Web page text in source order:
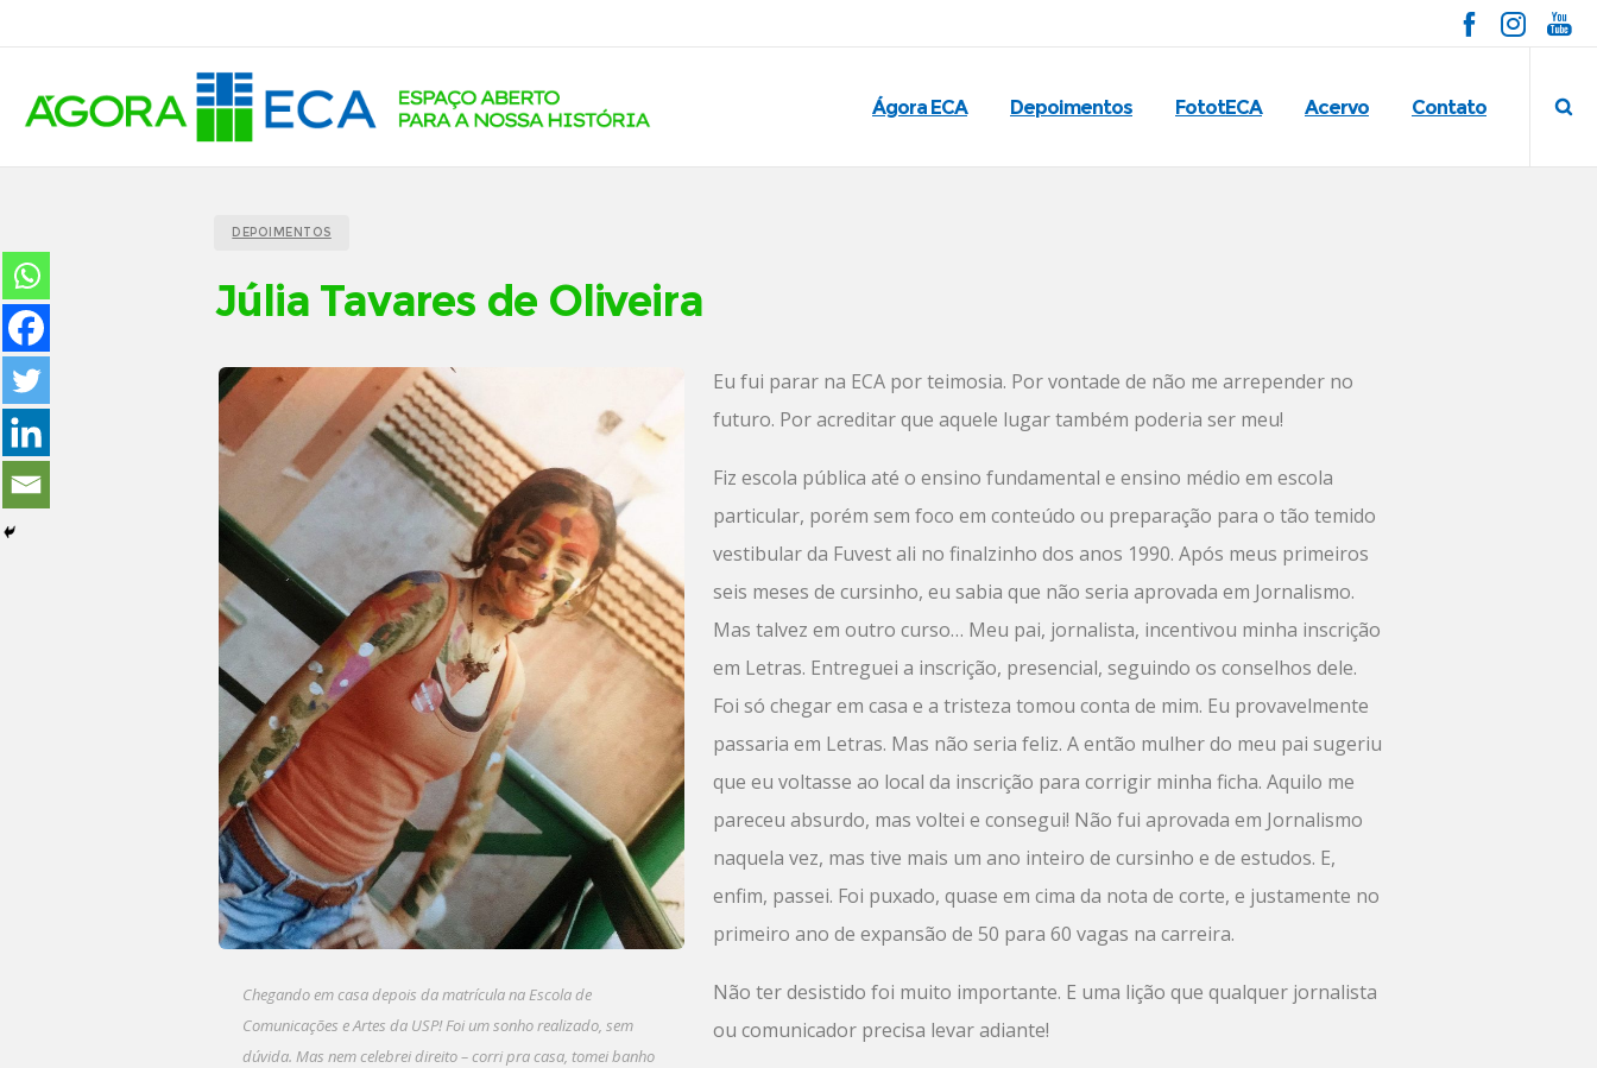
Ágora ECA Depoimentos FototECA Acervo Contato
DEPOIMENTOS
Júlia Tavares de Oliveira
Chegando em casa depois da matrícula na Escola de
Comunicações e Artes da USP! Foi um sonho realizado, sem
dúvida. Mas nem celebrei direito – corri pra casa, tomei banho
Eu fui parar na ECA por teimosia. Por vontade de não me arrepender no
futuro. Por acreditar que aquele lugar também poderia ser meu!
Fiz escola pública até o ensino fundamental e ensino médio em escola
particular, porém sem foco em conteúdo ou preparação para o tão temido
vestibular da Fuvest ali no finalzinho dos anos 1990. Após meus primeiros
seis meses de cursinho, eu sabia que não seria aprovada em Jornalismo.
Mas talvez em outro curso… Meu pai, jornalista, incentivou minha inscrição
em Letras. Entreguei a inscrição, presencial, seguindo os conselhos dele.
Foi só chegar em casa e a tristeza tomou conta de mim. Eu provavelmente
passaria em Letras. Mas não seria feliz. A então mulher do meu pai sugeriu
que eu voltasse ao local da inscrição para corrigir minha ficha. Aquilo me
pareceu absurdo, mas voltei e consegui! Não fui aprovada em Jornalismo
naquela vez, mas tive mais um ano inteiro de cursinho e de estudos. E,
enfim, passei. Foi puxado, quase em cima da nota de corte, e justamente no
primeiro ano de expansão de 50 para 60 vagas na carreira.
Não ter desistido foi muito importante. E uma lição que qualquer jornalista
ou comunicador precisa levar adiante!